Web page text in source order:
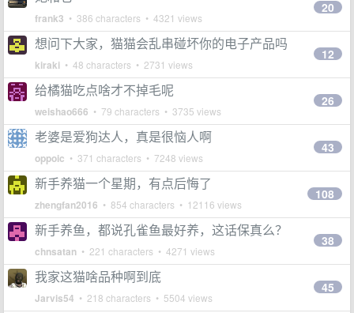
frank3 • 386 characters • 4321 views
20
想问下大家，猫猫会乱串碰坏你的电子产品吗
kiraki • 48 characters • 2731 views
12
给橘猫吃点啥才不掉毛呢
weishao666 • 79 characters • 3735 views
26
老婆是爱狗达人，真是很恼人啊
oppoic • 371 characters • 7248 views
43
新手养猫一个星期，有点后悔了
zhengfan2016 • 854 characters • 12116 views
108
新手养鱼，都说孔雀鱼最好养，这话保真么？
chnsatan • 221 characters • 4271 views
38
我家这猫啥品种啊到底
Jarvis54 • 218 characters • 5504 views
45